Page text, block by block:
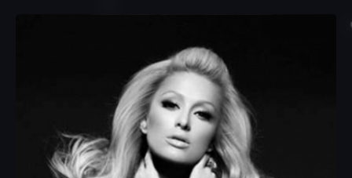
Indéfini. Le duo a annoncé sa séparation afin que
chacun puisse poursuivre une carrière solo. Dadju
a sorti son album solo Gentleman 2.0 en 2017.